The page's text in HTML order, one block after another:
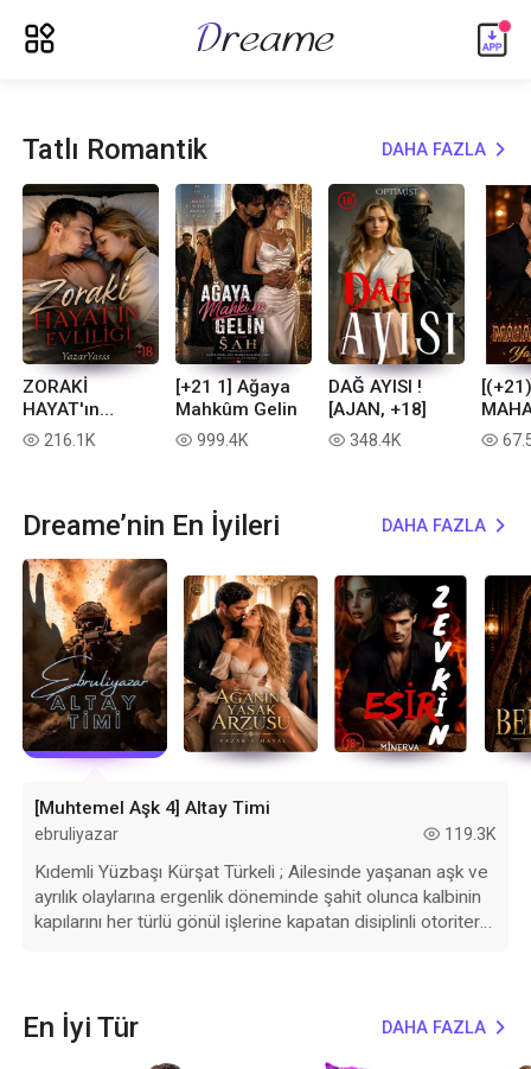
ic_menu_new
Tatlı Romantik DAHA FAZLA expand_more
ZORAKİ
HAYAT'ın
Evliliği (+18)
read 216.1K
[+21 1] Ağaya
Mahkûm Gelin
read 999.4K
DAĞ AYISI !
[AJAN, +18]
read 348.4K
ALEV
read
Dreame’nin En İyileri DAHA FAZLA expand_more
[Muhtemel Aşk 4] Altay Timi
ebruliyazar read 119.3K
Kıdemli Yüzbaşı Kürşat Türkeli ; Ailesinde yaşanan aşk ve
ayrılık olaylarına ergenlik döneminde şahit olunca kalbinin
kapılarını her türlü gönül işlerine kapatan disiplinli otoriter
asker. Bir görev iki askeri yan yana getirecek.
En İyi Tür DAHA FAZLA expand_more